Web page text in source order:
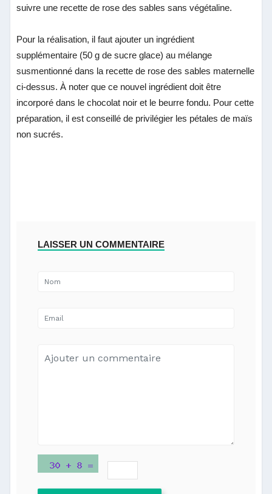
suivre une recette de rose des sables sans végétaline.
Pour la réalisation, il faut ajouter un ingrédient
supplémentaire (50 g de sucre glace) au mélange
susmentionné dans la recette de rose des sables maternelle
ci-dessus. À noter que ce nouvel ingrédient doit être
incorporé dans le chocolat noir et le beurre fondu. Pour cette
préparation, il est conseillé de privilégier les pétales de maïs
non sucrés.
LAISSER UN COMMENTAIRE